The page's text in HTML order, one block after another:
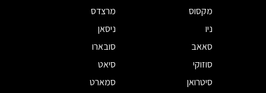
מקסוס
מרצדס
ניו
ניסאן
סאאב
סובארו
סוזוקי
סיאט
סיטרואן
סמארט